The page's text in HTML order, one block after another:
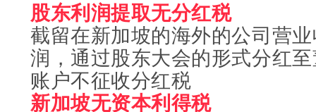
股东利润提取无分红税
截留在新加坡的海外的公司营
润，通过股东大会的形式分红
账户不征收分红税
新加坡无资本利得税